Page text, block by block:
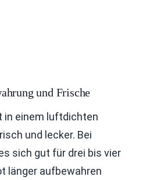
und Frische
in einem luftdichten
und lecker. Bei
sich gut für drei bis vier
länger aufbewahren